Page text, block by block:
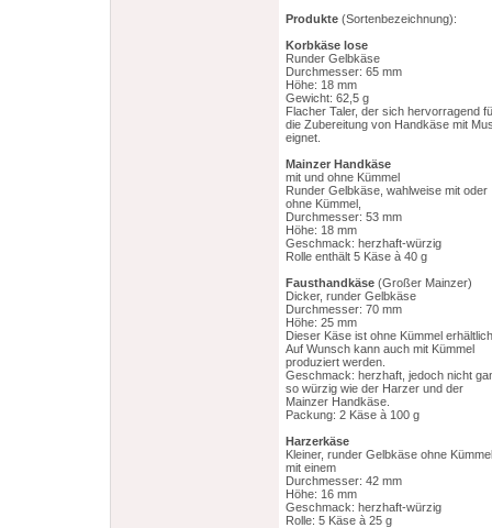
Produkte (Sortenbezeichnung):
Korbkäse lose
Runder Gelbkäse
Durchmesser: 65 mm
Höhe: 18 mm
Gewicht: 62,5 g
Flacher Taler, der sich hervorragend
die Zubereitung von Handkäse mit
eignet.
Mainzer Handkäse
mit und ohne Kümmel
Runder Gelbkäse, wahlweise mit oder
ohne Kümmel,
Durchmesser: 53 mm
Höhe: 18 mm
Geschmack: herzhaft-würzig
Rolle enthält 5 Käse à 40 g
Fausthandkäse (Großer Mainzer)
Dicker, runder Gelbkäse
Durchmesser: 70 mm
Höhe: 25 mm
Dieser Käse ist ohne Kümmel
Auf Wunsch kann auch mit Kümmel
produziert werden.
Geschmack: herzhaft, jedoch nicht
so würzig wie der Harzer und der
Mainzer Handkäse.
Packung: 2 Käse à 100 g
Harzerkäse
Kleiner, runder Gelbkäse ohne Kümmel
mit einem
Durchmesser: 42 mm
Höhe: 16 mm
Geschmack: herzhaft-würzig
Rolle: 5 Käse à 25 g